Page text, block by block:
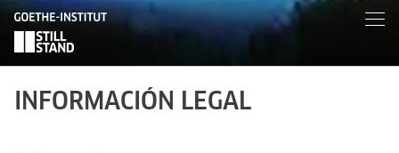
INFORMACIÓN LEGAL